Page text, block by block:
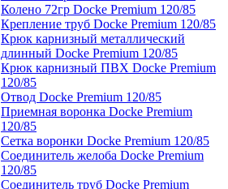
Колено 72гр Docke Premium 120/85
Крепление труб Docke Premium 120/85
Крюк карнизный металлический
длинный Docke Premium 120/85
Крюк карнизный ПВХ Docke Premium
120/85
Отвод Docke Premium 120/85
Приемная воронка Docke Premium
120/85
Сетка воронки Docke Premium 120/85
Соединитель желоба Docke Premium
120/85
Соединитель труб Docke Premium